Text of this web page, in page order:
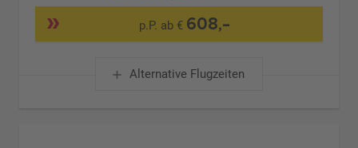
p.P. ab € 608,-
Alternative Flugzeiten